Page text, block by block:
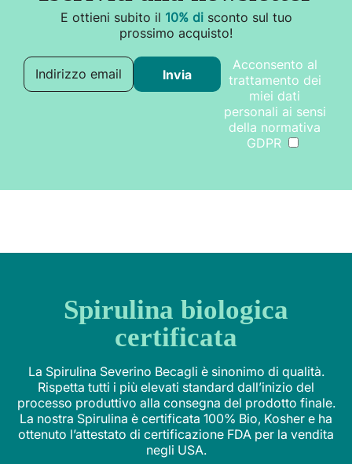
E ottieni subito il 10% di sconto sul tuo
prossimo acquisto!
Indirizzo email Invia
Acconsento al
trattamento dei
miei dati
personali ai sensi
della normativa
GDPR
Spirulina biologica
certificata
La Spirulina Severino Becagli è sinonimo di qualità.
Rispetta tutti i più elevati standard dall’inizio del
processo produttivo alla consegna del prodotto finale.
La nostra Spirulina è certificata 100% Bio, Kosher e ha
ottenuto l’attestato di certificazione FDA per la vendita
negli USA.